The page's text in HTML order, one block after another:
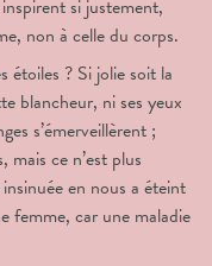
si justement,
non à celle du corps.
étoiles ? Si jolie soit la
blancheur, ni ses yeux
s’émerveillèrent ;
mais ce n’est plus
insinuée en nous a éteint
femme, car une maladie